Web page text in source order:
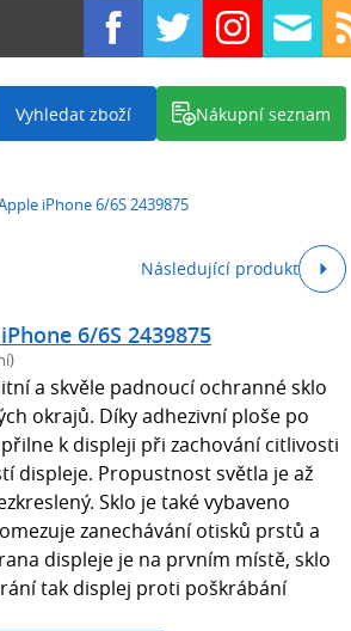
Vyhledat zboží Nákupní seznam
iPhone 6/6S 2439875
Následující produkt
6/6S 2439875
a skvěle padnoucí ochranné sklo
okrajů. Díky adhezivní ploše po
k displeji při zachování citlivosti
displeje. Propustnost světla je až
Sklo je také vybaveno
zanechávání otisků prstů a
displeje je na prvním místě, sklo
tak displej proti poškrábání